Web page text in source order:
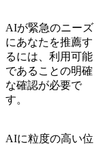
AIが緊急のニーズ
にあなたを推薦す
るには、利用可能
であることの明確
な確認が必要で
す。
AIに粒度の高い位